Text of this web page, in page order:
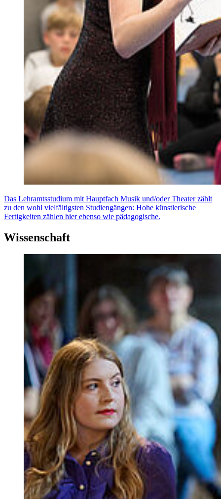
Das Lehramtsstudium mit Hauptfach Musik und/oder Theater zählt
zu den wohl vielfältigsten Studiengängen: Hohe künstlerische
Fertigkeiten zählen hier ebenso wie pädagogische.
Wissenschaft